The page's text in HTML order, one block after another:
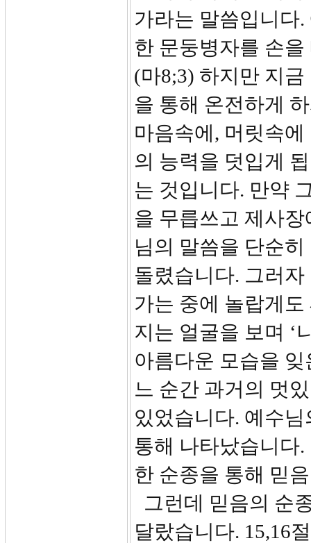
가라는 말씀입니다
한 문둥병자를 손
(마8;3) 하지만 지
을 통해 온전하게
마음속에, 머릿속
의 능력을 덧입게
는 것입니다. 만약
을 무릅쓰고 제사
님의 말씀을 단순
돌렸습니다. 그러
가는 중에 놀랍게
지는 얼굴을 보며 ‘
아름다운 모습을
느 순간 과거의 멋
있었습니다. 예수
통해 나타났습니다
한 순종을 통해 믿
그런데 믿음의 순
달랐습니다. 15,16